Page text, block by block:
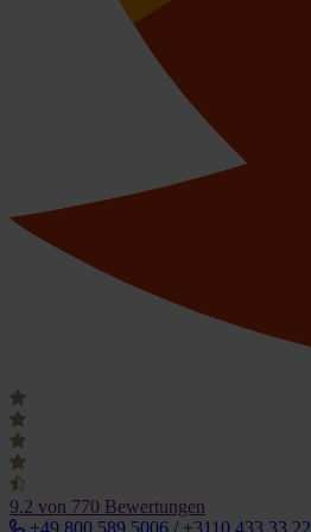
9.2 von 770 Bewertungen
+49 800 589 5006 / +3110 433 33 22